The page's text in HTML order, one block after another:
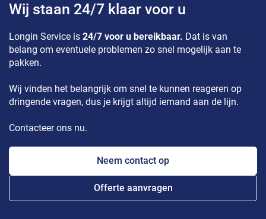
Wij staan 24/7 klaar voor u
Longin Service is 24/7 voor u bereikbaar. Dat is van
belang om eventuele problemen zo snel mogelijk aan te
pakken.
Wij vinden het belangrijk om snel te kunnen reageren op
dringende vragen, dus je krijgt altijd iemand aan de lijn.
Contacteer ons nu.
Neem contact op
Offerte aanvragen